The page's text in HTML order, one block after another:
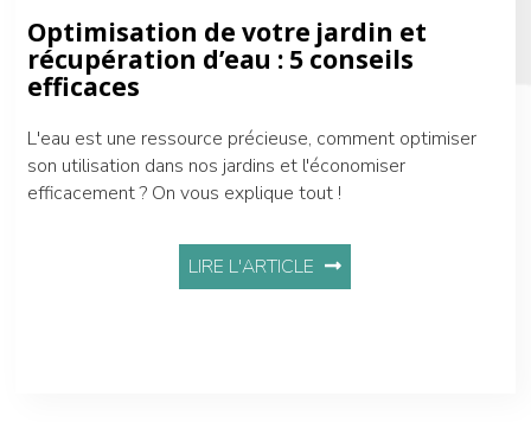
Optimisation de votre jardin et
récupération d’eau : 5 conseils
efficaces
L'eau est une ressource précieuse, comment optimiser
son utilisation dans nos jardins et l'économiser
efficacement ? On vous explique tout !
LIRE L'ARTICLE